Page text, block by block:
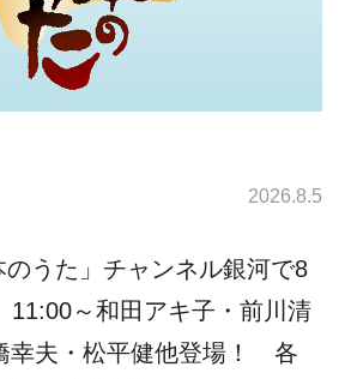
2026.8.5
のうた」チャンネル銀河で8
～和田アキ子・前川清
幸夫・松平健他登場！ 各